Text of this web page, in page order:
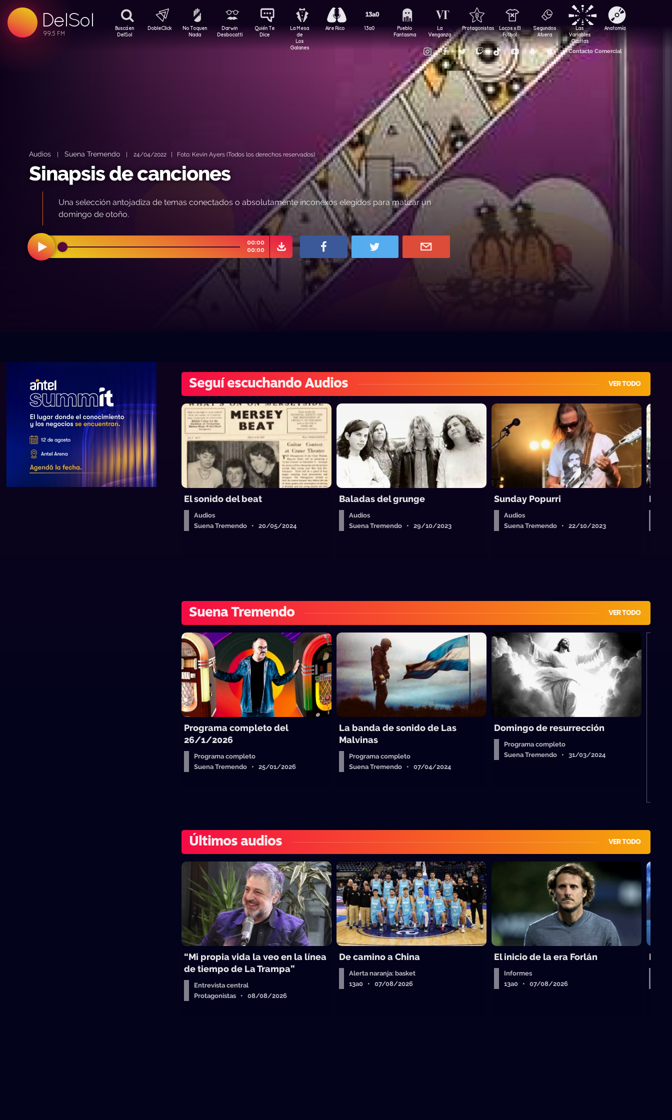
DelSol
99.5 FM
Buscá en
DelSol
DobleClick
No Toquen
Nada
Darwin
Desbocatti
Quién Te
Dice
La Mesa
de
Los
Galanes
Aire Rico 13a0
Pueblo
Fantasma
La
Venganza
Protagonistas
Locos x El
Fútbol
Segundos
Afuera
Las
Variables
Ocultas
Anatomía
Contacto Comercial
Audios| Suena Tremendo | 24/04/2022 | Foto: Kevin Ayers (Todos los derechos reservados)
Sinapsis de canciones
Una selección antojadiza de temas conectados o absolutamente inconexos elegidos para matizar un
domingo de otoño.
00:00
00:00
Seguí escuchando Audios VER TODO
El sonido del beat
Audios
Suena Tremendo • 20/05/2024
Baladas del grunge
Audios
Suena Tremendo • 29/10/2023
Sunday Popurri
Audios
Suena Tremendo • 22/10/2023
Suena Tremendo VER TODO
Programa completo del
26/1/2026
Programa completo
Suena Tremendo • 25/01/2026
La banda de sonido de Las
Malvinas
Programa completo
Suena Tremendo • 07/04/2024
Domingo de resurrección
Programa completo
Suena Tremendo • 31/03/2024
Últimos audios VER TODO
“Mi propia vida la veo en la línea
de tiempo de La Trampa”
Entrevista central
Protagonistas • 08/08/2026
De camino a China
Alerta naranja: basket
13a0 • 07/08/2026
El inicio de la era Forlán
Informes
13a0 • 07/08/2026
El